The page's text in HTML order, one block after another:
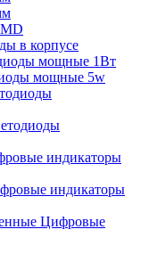
в корпусе
мощные 1Вт
мощные 5w
индикаторы
индикаторы
Цифровые